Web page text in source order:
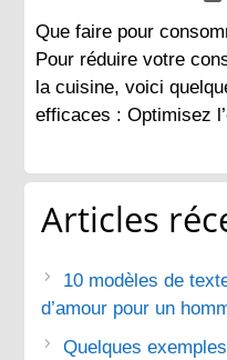
Que faire pour
Pour réduire votre
la cuisine, voici
efficaces : Optimisez
Articles
10 modèles de
d’amour pour un
Quelques